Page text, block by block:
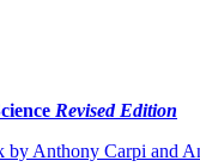
Revised Edition
by Anthony Carpi and